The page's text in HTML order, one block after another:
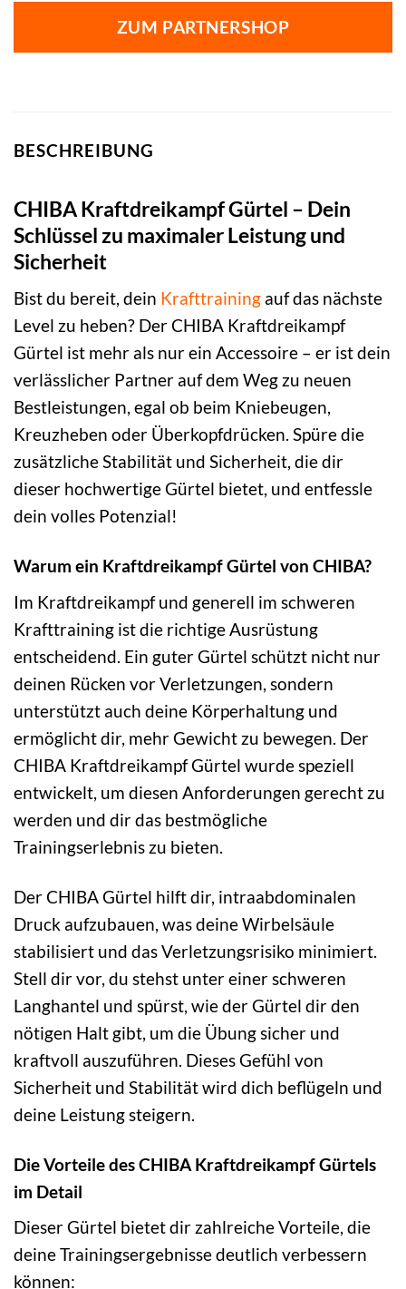
ZUM PARTNERSHOP
BESCHREIBUNG
CHIBA Kraftdreikampf Gürtel – Dein
Schlüssel zu maximaler Leistung und
Sicherheit
Bist du bereit, dein Krafttraining auf das nächste
Level zu heben? Der CHIBA Kraftdreikampf
Gürtel ist mehr als nur ein Accessoire – er ist dein
verlässlicher Partner auf dem Weg zu neuen
Bestleistungen, egal ob beim Kniebeugen,
Kreuzheben oder Überkopfdrücken. Spüre die
zusätzliche Stabilität und Sicherheit, die dir
dieser hochwertige Gürtel bietet, und entfessle
dein volles Potenzial!
Warum ein Kraftdreikampf Gürtel von CHIBA?
Im Kraftdreikampf und generell im schweren
Krafttraining ist die richtige Ausrüstung
entscheidend. Ein guter Gürtel schützt nicht nur
deinen Rücken vor Verletzungen, sondern
unterstützt auch deine Körperhaltung und
ermöglicht dir, mehr Gewicht zu bewegen. Der
CHIBA Kraftdreikampf Gürtel wurde speziell
entwickelt, um diesen Anforderungen gerecht zu
werden und dir das bestmögliche
Trainingserlebnis zu bieten.
Der CHIBA Gürtel hilft dir, intraabdominalen
Druck aufzubauen, was deine Wirbelsäule
stabilisiert und das Verletzungsrisiko minimiert.
Stell dir vor, du stehst unter einer schweren
Langhantel und spürst, wie der Gürtel dir den
nötigen Halt gibt, um die Übung sicher und
kraftvoll auszuführen. Dieses Gefühl von
Sicherheit und Stabilität wird dich beflügeln und
deine Leistung steigern.
Die Vorteile des CHIBA Kraftdreikampf Gürtels
im Detail
Dieser Gürtel bietet dir zahlreiche Vorteile, die
deine Trainingsergebnisse deutlich verbessern
können: